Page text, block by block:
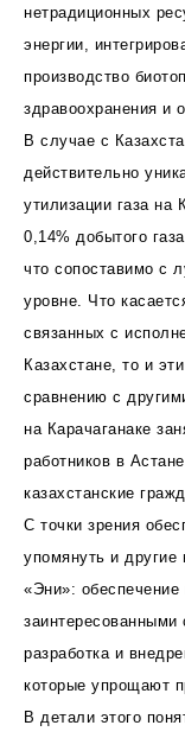
нетрадиционных
энергии,
производство
здравоохранения и
В случае с
действительно
утилизации газа на
0,14% добытого
что сопоставимо с
уровне. Что
связанных с
Казахстане, то и
сравнению с
на Карачаганаке
работников в
казахстанские
С точки зрения
упомянуть и другие
«Эни»:
заинтересованными
разработка и
которые упрощают
В детали этого